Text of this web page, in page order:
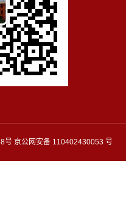
京公网安备 110402430053 号